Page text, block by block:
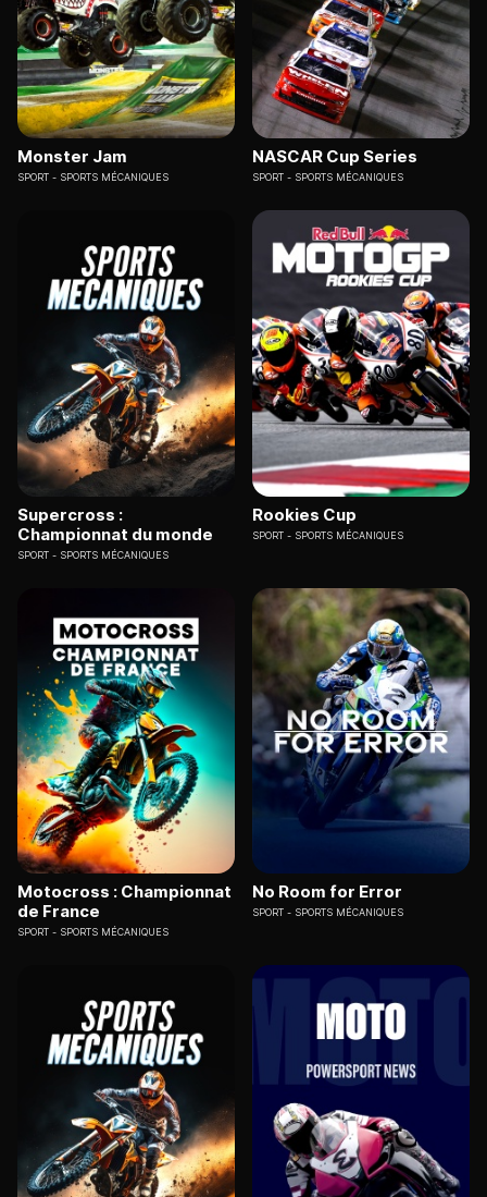
Monster Jam
SPORT SPORTS MÉCANIQUES
NASCAR Cup Series
SPORT SPORTS MÉCANIQUES
Supercross :
Championnat du monde
SPORT SPORTS MÉCANIQUES
Rookies Cup
SPORT SPORTS MÉCANIQUES
Motocross : Championnat
de France
SPORT SPORTS MÉCANIQUES
No Room for Error
SPORT SPORTS MÉCANIQUES